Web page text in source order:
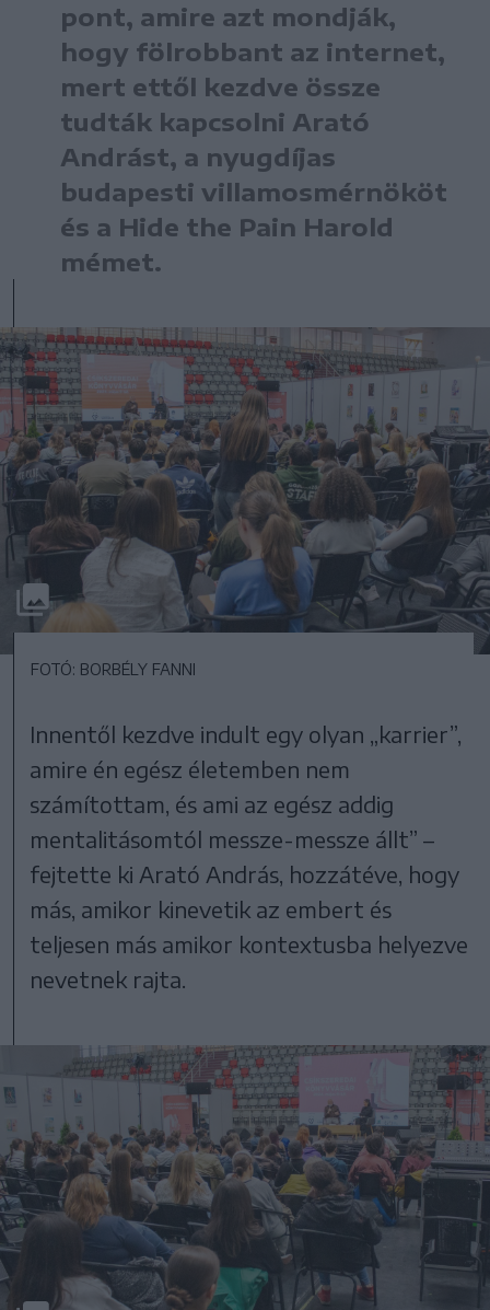
pont, amire azt mondják,
hogy fölrobbant az internet,
mert ettől kezdve össze
tudták kapcsolni Arató
Andrást, a nyugdíjas
budapesti villamosmérnököt
és a Hide the Pain Harold
mémet.
FOTÓ: BORBÉLY FANNI
Innentől kezdve indult egy olyan „karrier”,
amire én egész életemben nem
számítottam, és ami az egész addig
mentalitásomtól messze-messze állt” –
fejtette ki Arató András, hozzátéve, hogy
más, amikor kinevetik az embert és
teljesen más amikor kontextusba helyezve
nevetnek rajta.